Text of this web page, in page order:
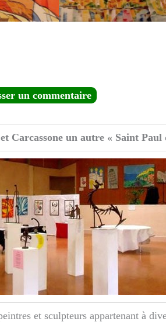
un commentaire
Carcassone un autre « Saint Paul
et sculpteurs appartenant à